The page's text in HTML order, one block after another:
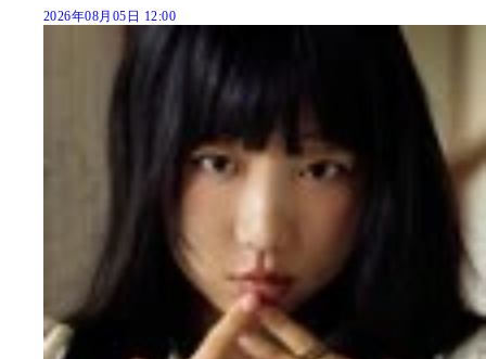
2026年08月05日 12:00